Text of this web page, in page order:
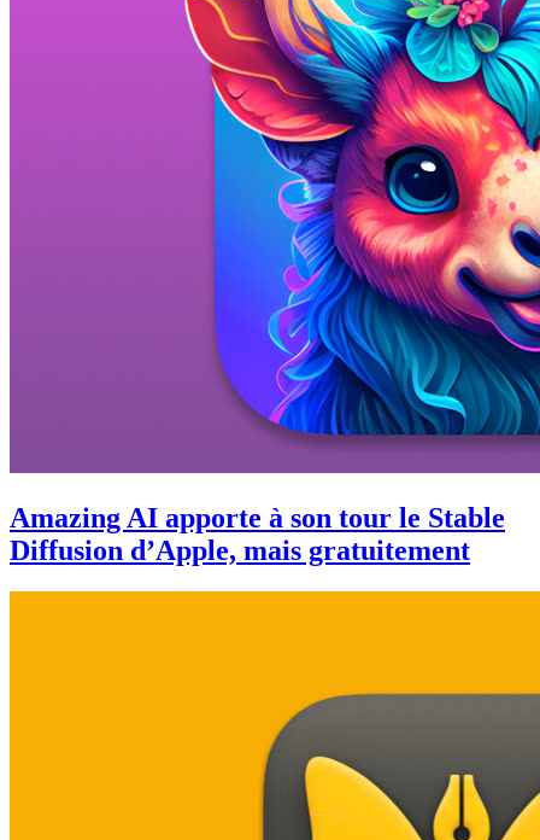
Amazing AI apporte à son tour le Stable
Diffusion d’Apple, mais gratuitement